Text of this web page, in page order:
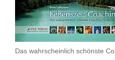
Das wahrscheinlich schönste